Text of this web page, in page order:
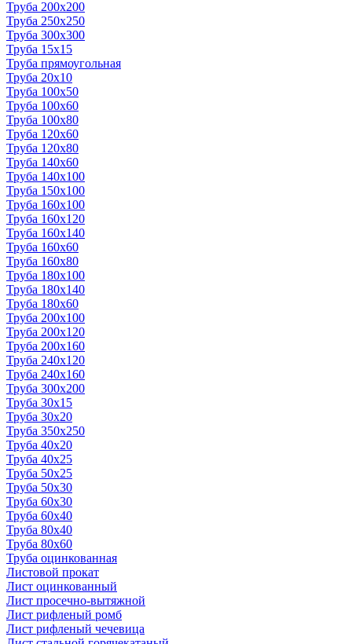
Труба 200x200
Труба 250x250
Труба 300x300
Труба 15x15
Труба прямоугольная
Труба 20x10
Труба 100x50
Труба 100x60
Труба 100x80
Труба 120x60
Труба 120x80
Труба 140x60
Труба 140x100
Труба 150x100
Труба 160x100
Труба 160x120
Труба 160x140
Труба 160x60
Труба 160x80
Труба 180x100
Труба 180x140
Труба 180x60
Труба 200x100
Труба 200x120
Труба 200x160
Труба 240x120
Труба 240x160
Труба 300x200
Труба 30x15
Труба 30x20
Труба 350x250
Труба 40x20
Труба 40x25
Труба 50x25
Труба 50x30
Труба 60x30
Труба 60x40
Труба 80x40
Труба 80x60
Труба оцинкованная
Листовой прокат
Лист оцинкованный
Лист просечно-вытяжной
Лист рифленый ромб
Лист рифленый чечевица